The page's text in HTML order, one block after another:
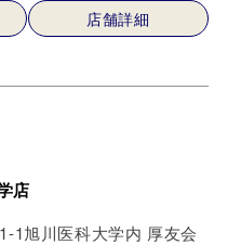
店舗詳細
店
1旭川医科大学内 厚友会